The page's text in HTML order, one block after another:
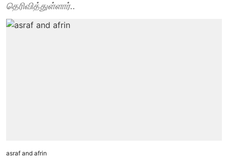
தெரிவித்துள்ளார்..
asraf and afrin